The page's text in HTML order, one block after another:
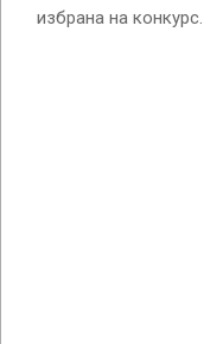
избрана на конкурс.